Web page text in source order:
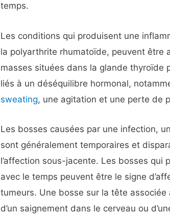
temps.
Les conditions qui produisent une
la polyarthrite rhumatoïde, peuvent être
masses situées dans la glande thyroïde
liés à un déséquilibre hormonal,
sweating, une agitation et une perte de
Les bosses causées par une infection,
sont généralement temporaires et
l’affection sous-jacente. Les bosses qui
avec le temps peuvent être le signe
tumeurs. Une bosse sur la tête
d’un saignement dans le cerveau ou